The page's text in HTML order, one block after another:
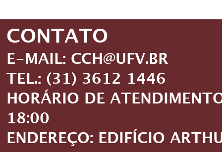
CONTATO
E-MAIL: CCH@UFV.BR
TEL.: (31) 3612 1446
HORÁRIO DE
18:00
ENDEREÇO: EDIFÍCIO